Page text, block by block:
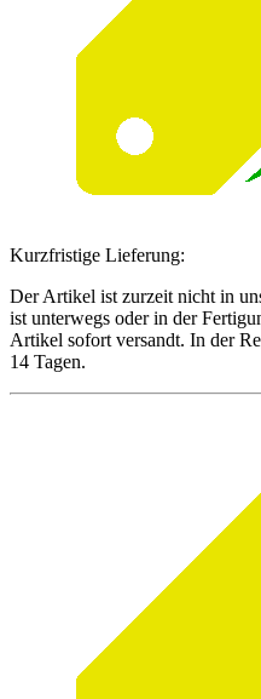
Kurzfristige Lieferung:
Der Artikel ist zurzeit nicht in
ist unterwegs oder in der
Artikel sofort versandt. In der
14 Tagen.